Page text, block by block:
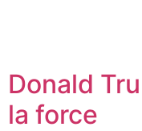
Donald
la force